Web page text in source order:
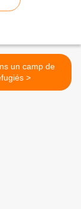
un camp de
réfugiés >